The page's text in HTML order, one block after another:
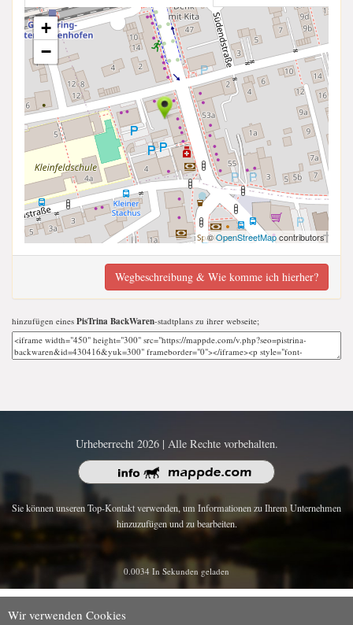
+
−
©OpenStreetMapcontributors
Wegbeschreibung & Wie komme ich hierher?
hinzufügen eines PisTrina BackWaren-stadtplans zu ihrer webseite;
Urheberrecht 2026 | Alle Rechte vorbehalten.
Sie können unseren Top-Kontakt verwenden, um Informationen zu Ihrem Unternehmen
hinzuzufügen und zu bearbeiten.
0.0034 In Sekunden geladen
Wir verwenden Cookies